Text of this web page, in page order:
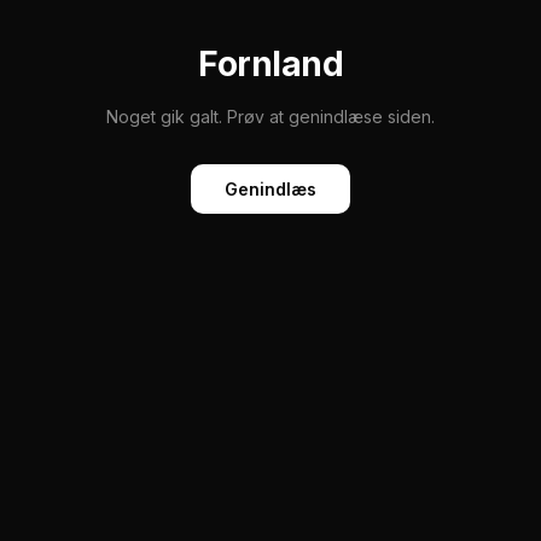
Fornland
Noget gik galt. Prøv at genindlæse siden.
Genindlæs